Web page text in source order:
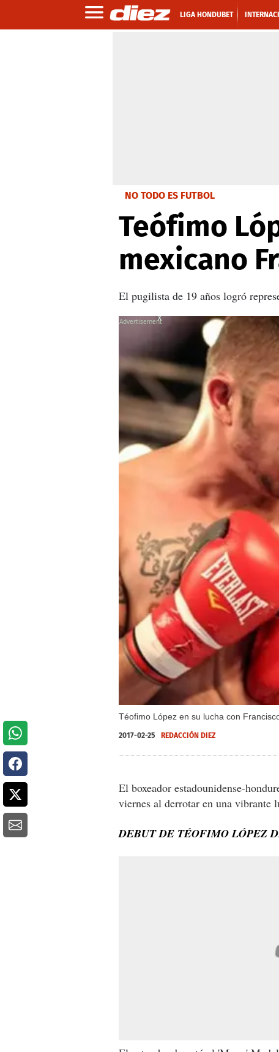
LIGA HONDUBET
NO TODO ES FUTBOL
Teófimo
mexicano
El pugilista de 19 años logró
Téofimo López en su lucha con
X
2017-02-25 REDACCIÓN DIEZ
El boxeador estadounidense-
viernes al derrotar en una vibrante
DEBUT DE TÉOFIMO LÓPEZ